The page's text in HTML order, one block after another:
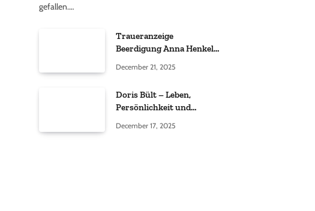
gefallen.…
Traueranzeige
Beerdigung Anna Henkel
wirklich bekannt ist und
December 21, 2025
Doris Bült – Leben,
Persönlichkeit und
Wahrnehmung
December 17, 2025